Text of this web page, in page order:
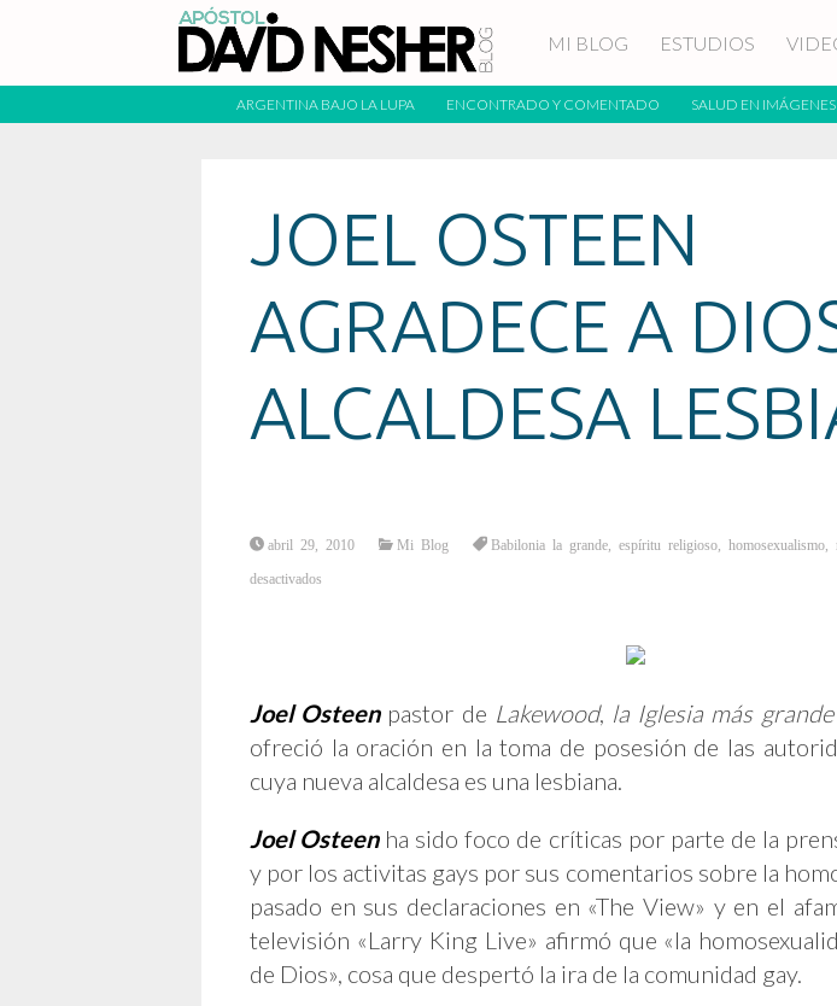
MI BLOG ESTUDIOS
ARGENTINA BAJO LA LUPA ENCONTRADO Y COMENTADO SALUD EN IMÁGENES
JOEL OSTEEN
AGRADECE A
ALCALDESA
abril 29, 2010 Mi Blog Babilonia la grande espíritu religioso homosexualismo
desactivados
Joel Osteenpastor de Lakewood, la Iglesia más
ofreció la oración en la toma de posesión de las
cuya nueva alcaldesa es una lesbiana.
Joel Osteenha sido foco de críticas por parte de la
y por los activitas gays por sus comentarios sobre la
pasado en sus declaraciones en «The View» y en el
televisión «Larry King Live» afirmó que «la
de Dios», cosa que despertó la ira de la comunidad gay.